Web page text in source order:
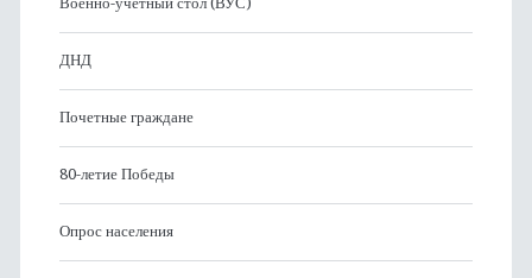
ДНД
Почетные граждане
80-летие Победы
Опрос населения